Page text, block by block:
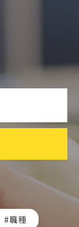
職種